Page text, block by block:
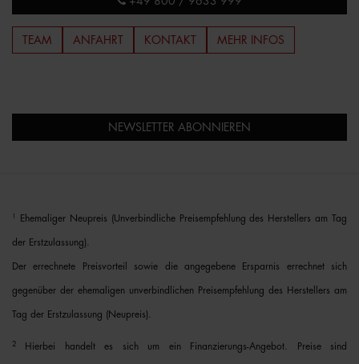
TEAM ANFAHRT KONTAKT MEHR INFOS
NEWSLETTER ABONNIEREN
Ehemaliger Neupreis (Unverbindliche Preisempfehlung des Herstellers am Tag
der Erstzulassung).
Der errechnete Preisvorteil sowie die angegebene Ersparnis errechnet sich
gegenüber der ehemaligen unverbindlichen Preisempfehlung des Herstellers am
Tag der Erstzulassung (Neupreis).
2 Hierbei handelt es sich um ein Finanzierungs-Angebot. Preise sind